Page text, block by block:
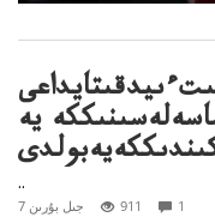
يە
..
7 جىل بۇرىن 911 1